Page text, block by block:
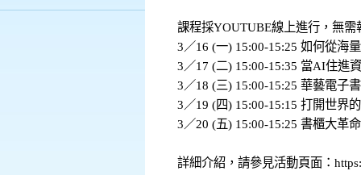
課程採YOUTUBE線上進行，無
3／16 (一) 15:00-15:25 如何從海
3／17 (二) 15:00-15:35 當AI住進
3／18 (三) 15:00-15:25 華藝電子
3／19 (四) 15:00-15:15 打開世界
3／20 (五) 15:00-15:25 書櫃大革
詳細介紹，請參見活動頁面：